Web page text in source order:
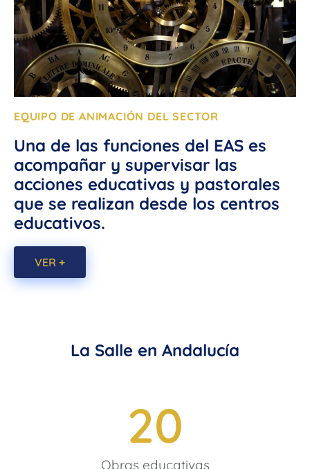
EQUIPO DE ANIMACIÓN DEL SECTOR
Una de las funciones del EAS es
acompañar y supervisar las
acciones educativas y pastorales
que se realizan desde los centros
educativos.
VER +
La Salle en Andalucía
Obras educativas
20